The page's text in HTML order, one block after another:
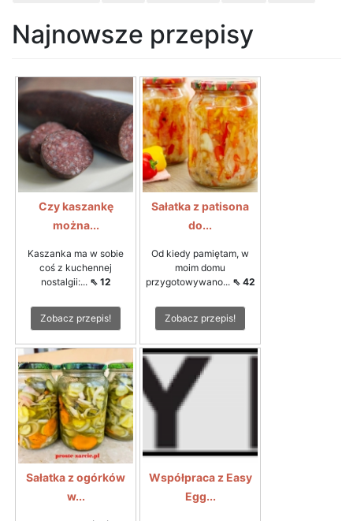
Najnowsze przepisy
Czy kaszankę
można...
Kaszanka ma w sobie
coś z kuchennej
nostalgii:... ⇖ 12
Zobacz przepis!
Sałatka z patisona
do...
Od kiedy pamiętam, w
moim domu
przygotowywano... ⇖ 42
Zobacz przepis!
Sałatka z ogórków
w...
Współpraca z Easy
Egg...